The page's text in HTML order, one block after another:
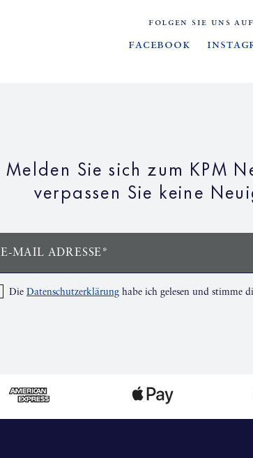
FOLGEN SIE UNS AUF
Facebook
Melden Sie sich zum KPM
verpassen Sie keine
E-MAIL ADRESSE*
Die Datenschutzerklärung habe ich gelesen und stimme